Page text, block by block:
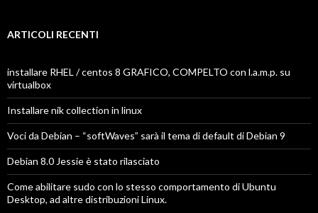
ARTICOLI RECENTI
installare RHEL / centos 8 GRAFICO, COMPELTO con l.a.m.p. su
virtualbox
Installare nik collection in linux
Voci da Debian – “softWaves” sarà il tema di default di Debian 9
Debian 8.0 Jessie è stato rilasciato
Come abilitare sudo con lo stesso comportamento di Ubuntu
Desktop, ad altre distribuzioni Linux.